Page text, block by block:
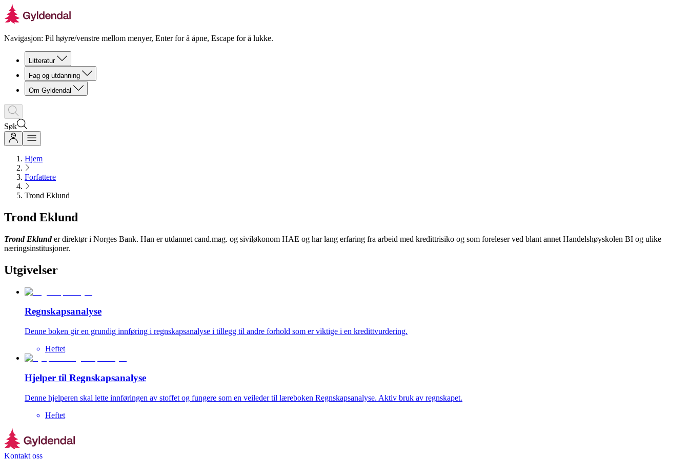
Navigasjon: Pil høyre/venstre mellom menyer, Enter for å åpne, Escape for å lukke.
Litteratur
Fag og utdanning
Om Gyldendal
Søk
Hjem
Forfattere
Trond Eklund
Trond Eklund
Trond Eklunder direktør i Norges Bank. Han er utdannet cand.mag. og siviløkonom HAE og har lang erfaring fra arbeid med kredittrisiko og som foreleser ved blant annet Handelshøyskolen BI og ulike
næringsinstitusjoner.
Utgivelser
Regnskapsanalyse
Denne boken gir en grundig innføring i regnskapsanalyse i tillegg til andre forhold som er viktige i en kredittvurdering.
Heftet
Hjelper til Regnskapsanalyse
Denne hjelperen skal lette innføringen av stoffet og fungere som en veileder til læreboken Regnskapsanalyse. Aktiv bruk av regnskapet.
Heftet
Kontakt oss